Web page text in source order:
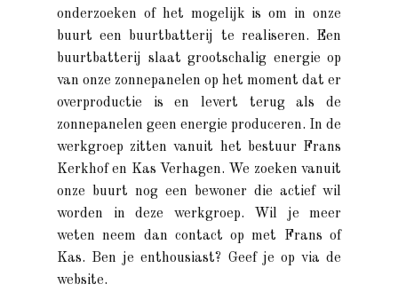
onderzoeken of het mogelijk is om in onze
buurt een buurtbatterij te realiseren. Een
buurtbatterij slaat grootschalig energie op
van onze zonnepanelen op het moment dat er
overproductie is en levert terug als de
zonnepanelen geen energie produceren. In de
werkgroep zitten vanuit het bestuur Frans
Kerkhof en Kas Verhagen. We zoeken vanuit
onze buurt nog een bewoner die actief wil
worden in deze werkgroep. Wil je meer
weten neem dan contact op met Frans of
Kas. Ben je enthousiast? Geef je op via de
website.